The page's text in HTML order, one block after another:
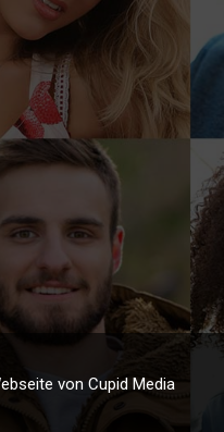
von Cupid Media